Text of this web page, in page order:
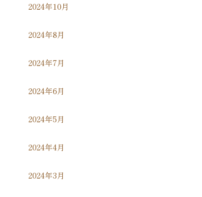
2024年10月
2024年8月
2024年7月
2024年6月
2024年5月
2024年4月
2024年3月